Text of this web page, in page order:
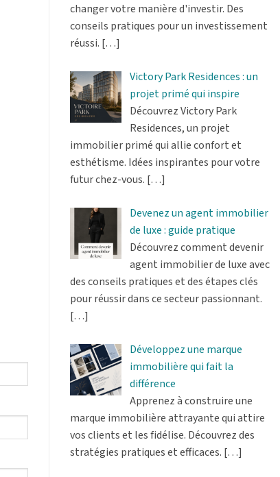
changer votre manière d'investir. Des
conseils pratiques pour un investissement
réussi. […]
Victory Park Residences : un
projet primé qui inspire
Découvrez Victory Park
Residences, un projet
immobilier primé qui allie confort et
esthétisme. Idées inspirantes pour votre
futur chez-vous. […]
Devenez un agent immobilier
de luxe : guide pratique
Découvrez comment devenir
agent immobilier de luxe avec
des conseils pratiques et des étapes clés
pour réussir dans ce secteur passionnant.
[…]
Développez une marque
immobilière qui fait la
différence
Apprenez à construire une
marque immobilière attrayante qui attire
vos clients et les fidélise. Découvrez des
stratégies pratiques et efficaces. […]